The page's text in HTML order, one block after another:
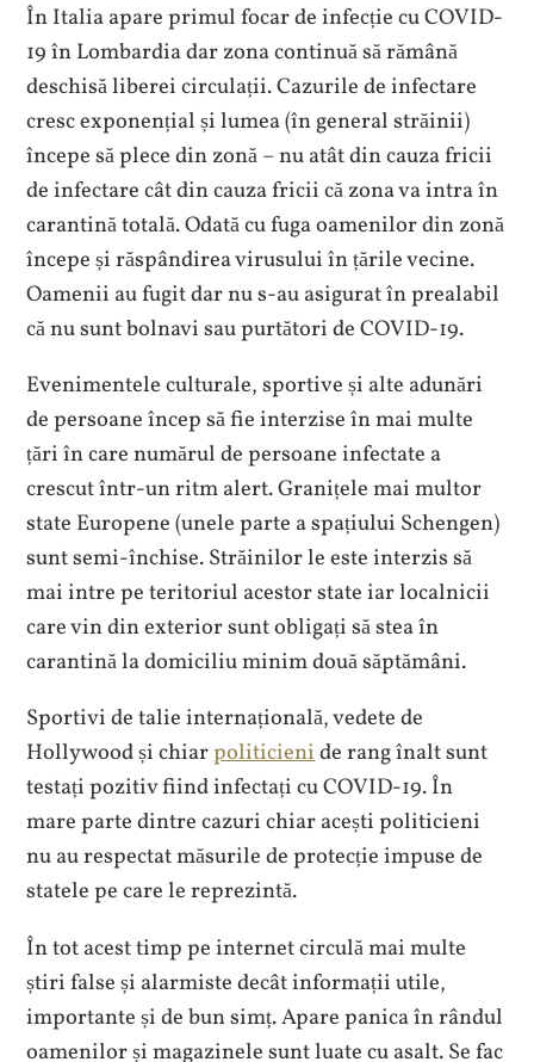
În Italia apare primul focar de infecție cu COVID-
19 în Lombardia dar zona continuă să rămână
deschisă liberei circulații. Cazurile de infectare
cresc exponențial și lumea (în general străinii)
începe să plece din zonă – nu atât din cauza fricii
de infectare cât din cauza fricii că zona va intra în
carantină totală. Odată cu fuga oamenilor din zonă
începe și răspândirea virusului în țările vecine.
Oamenii au fugit dar nu s-au asigurat în prealabil
că nu sunt bolnavi sau purtători de COVID-19.
Evenimentele culturale, sportive și alte adunări
de persoane încep să fie interzise în mai multe
țări în care numărul de persoane infectate a
crescut într-un ritm alert. Granițele mai multor
state Europene (unele parte a spațiului Schengen)
sunt semi-închise. Străinilor le este interzis să
mai intre pe teritoriul acestor state iar localnicii
care vin din exterior sunt obligați să stea în
carantină la domiciliu minim două săptămâni.
Sportivi de talie internațională, vedete de
Hollywood și chiarpoliticienide rang înalt sunt
testați pozitiv fiind infectați cu COVID-19. În
mare parte dintre cazuri chiar acești politicieni
nu au respectat măsurile de protecție impuse de
statele pe care le reprezintă.
În tot acest timp pe internet circulă mai multe
știri false și alarmiste decât informații utile,
importante și de bun simț. Apare panica în rândul
oamenilor și magazinele sunt luate cu asalt. Se fac